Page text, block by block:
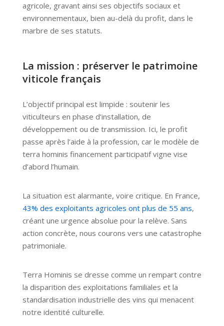
agricole, gravant ainsi ses objectifs sociaux et
environnementaux, bien au-delà du profit, dans le
marbre de ses statuts.
La mission : préserver le patrimoine
viticole français
L’objectif principal est limpide : soutenir les
viticulteurs en phase d’installation, de
développement ou de transmission. Ici, le profit
passe après l’aide à la profession, car le modèle de
terra hominis financement participatif vigne vise
d’abord l’humain.
La situation est alarmante, voire critique. En France,
43% des exploitants agricoles ont plus de 55 ans,
créant une urgence absolue pour la relève. Sans
action concrète, nous courons vers une catastrophe
patrimoniale.
Terra Hominis se dresse comme un rempart contre
la disparition des exploitations familiales et la
standardisation industrielle des vins qui menacent
notre identité culturelle.